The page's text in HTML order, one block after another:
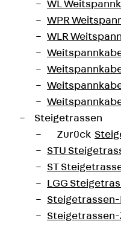
WL
WPR
WLR
Steigetrassen
Zurück
STU
ST
LGG
Steigetrassen-